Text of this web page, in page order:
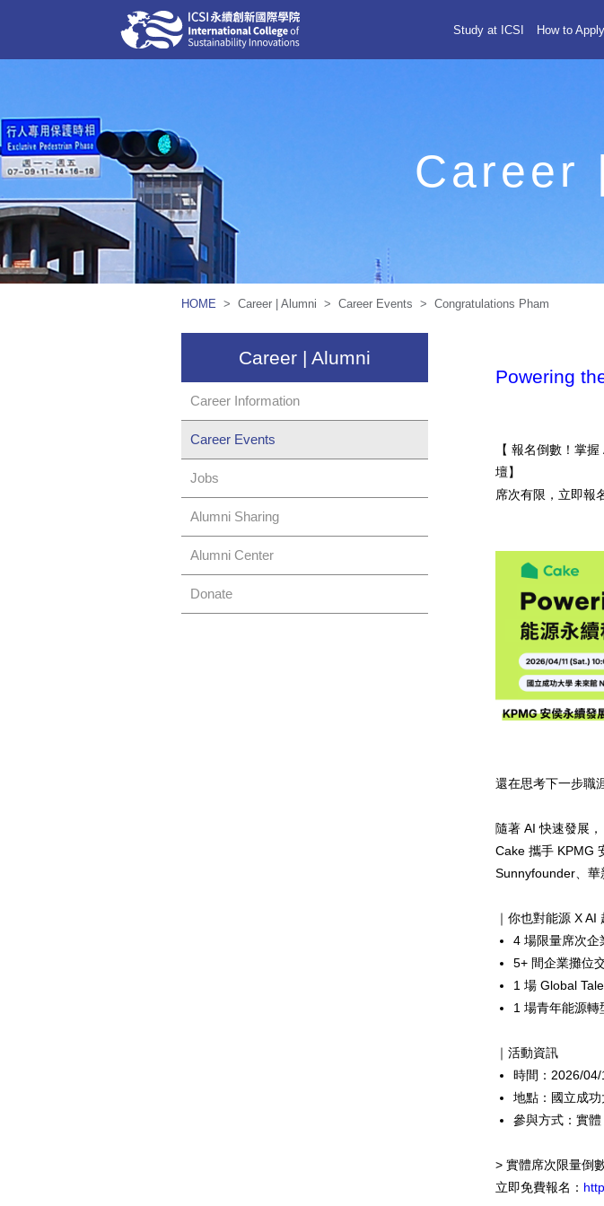
Study at ICSI How to Apply
Career
HOME > Career | Alumni > Career Events > Congratulations Pham
Career | Alumni
Career Information
Career Events
Jobs
Alumni Sharing
Alumni Center
Donate
Powering
【 報名倒數！掌
壇】
席次有限，立即報
還在思考下一步職
隨著 AI 快速發展，
Cake 攜手 KPMG
Sunnyfounder、華
｜你也對能源 X
4 場限量席次企
5+ 間企業攤位
1 場 Global
1 場青年能源
｜活動資訊
時間：2026/
地點：國立成
參與方式：實體
> 實體席次限量倒
立即免費報名：